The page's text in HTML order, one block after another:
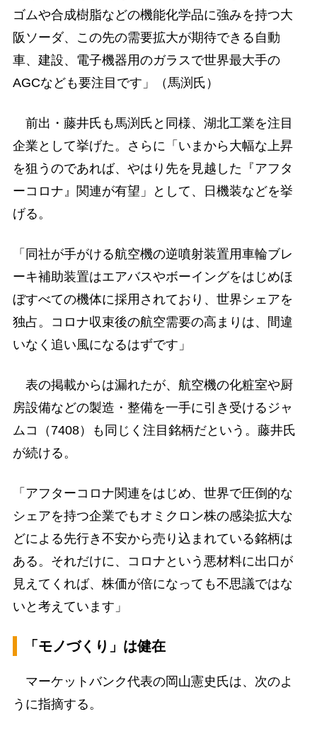
ゴムや合成樹脂などの機能化学品に強みを持つ大
阪ソーダ、この先の需要拡大が期待できる自動
車、建設、電子機器用のガラスで世界最大手の
AGCなども要注目です」（馬渕氏）
前出・藤井氏も馬渕氏と同様、湖北工業を注目
企業として挙げた。さらに「いまから大幅な上昇
を狙うのであれば、やはり先を見越した『アフタ
ーコロナ』関連が有望」として、日機装などを挙
げる。
「同社が手がける航空機の逆噴射装置用車輪ブレ
ーキ補助装置はエアバスやボーイングをはじめほ
ぼすべての機体に採用されており、世界シェアを
独占。コロナ収束後の航空需要の高まりは、間違
いなく追い風になるはずです」
表の掲載からは漏れたが、航空機の化粧室や厨
房設備などの製造・整備を一手に引き受けるジャ
ムコ（7408）も同じく注目銘柄だという。藤井氏
が続ける。
「アフターコロナ関連をはじめ、世界で圧倒的な
シェアを持つ企業でもオミクロン株の感染拡大な
どによる先行き不安から売り込まれている銘柄は
ある。それだけに、コロナという悪材料に出口が
見えてくれば、株価が倍になっても不思議ではな
いと考えています」
「モノづくり」は健在
マーケットバンク代表の岡山憲史氏は、次のよ
うに指摘する。